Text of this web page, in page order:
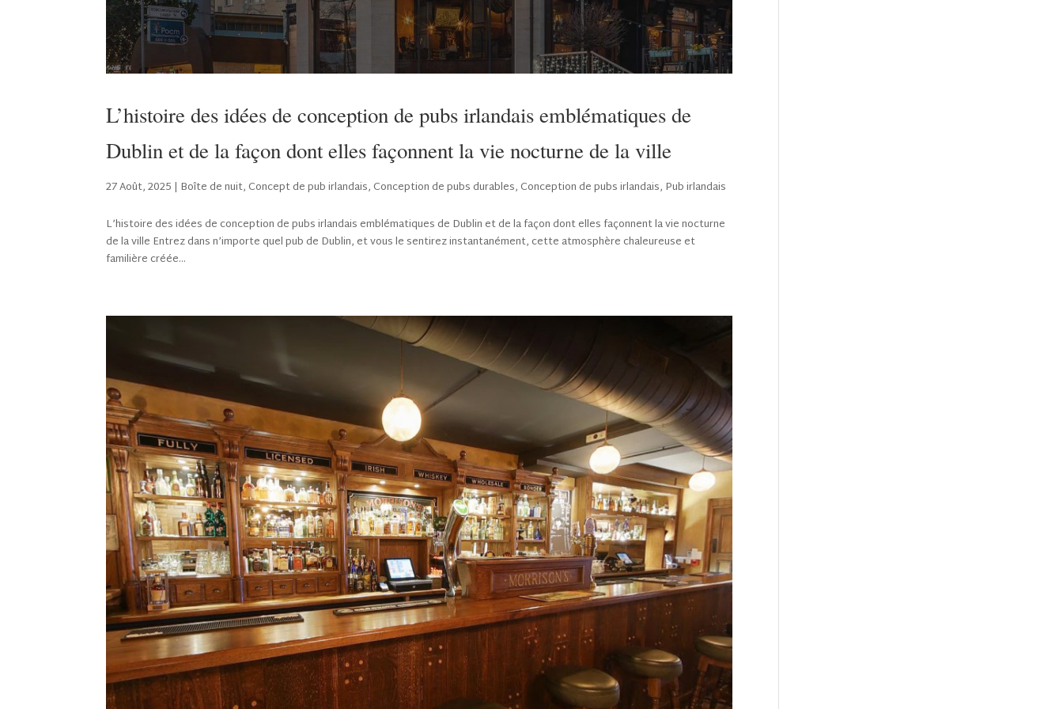
L’histoire des idées de conception de pubs irlandais emblématiques de
Dublin et de la façon dont elles façonnent la vie nocturne de la ville
27 Août, 2025 | Boîte de nuit,Concept de pub irlandais,Conception de pubs durables,Conception de pubs irlandais, Pub irlandais
L’histoire des idées de conception de pubs irlandais emblématiques de Dublin et de la façon dont elles façonnent la vie nocturne
de la ville Entrez dans n’importe quel pub de Dublin, et vous le sentirez instantanément, cette atmosphère chaleureuse et
familière créée...